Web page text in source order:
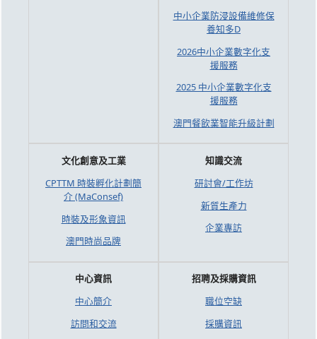
中小企業防浸設備維修保
養知多D
2026中小企業數字化支
援服務
2025 中小企業數字化支
援服務
澳門餐飲業智能升級計劃
文化創意及工業
CPTTM 時裝孵化計劃簡
介 (MaConsef)
時裝及形象資訊
澳門時尚品牌
知識交流
研討會/工作坊
新質生產力
企業專訪
中心資訊
中心簡介
訪問和交流
招聘及採購資訊
職位空缺
採購資訊